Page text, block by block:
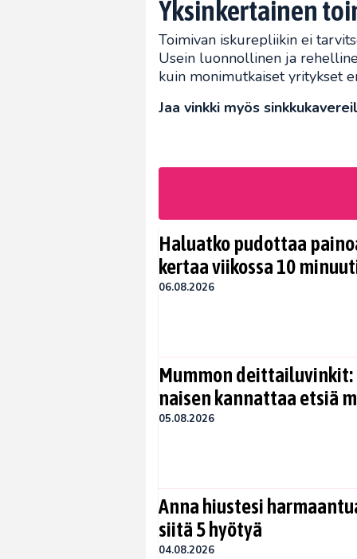
Yksinkertainen
Toimivan iskurepliikin ei
Usein luonnollinen ja
kuin monimutkaiset yritykset
Jaa vinkki myös
Haluatko pudottaa
kertaa viikossa 10
06.08.2026
Mummon
naisen kannattaa etsiä
05.08.2026
Anna hiustesi
siitä 5 hyötyä
04.08.2026